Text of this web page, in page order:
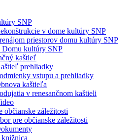
SNP
v dome kultúry SNP
priestorov domu kultúry SNP
Domu kultúry SNP
kaštieľ
prehliadky
vstupu a prehliadky
kaštieľa
v renesančnom kaštieli
občianske záležitosti
pre občianske záležitosti
knižnica